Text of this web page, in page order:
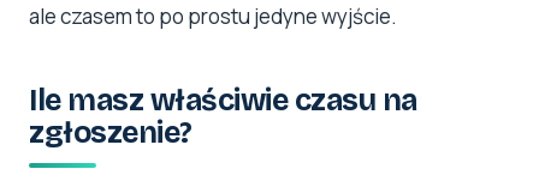
ale czasem to po prostu jedyne wyjście.
Ile masz właściwie czasu na
zgłoszenie?